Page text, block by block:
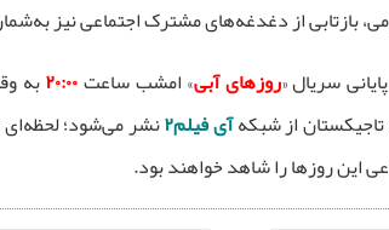
بازتابی از دغدغه‌های مشترک اجتماعی نیز
سریال«روزهای آبی» امشب ساعت۲۰:۰۰به
از شبکهآی فیلم۲ نشر می‌شود؛ لحظه‌ای
این روزها را شاهد خواهند بود.